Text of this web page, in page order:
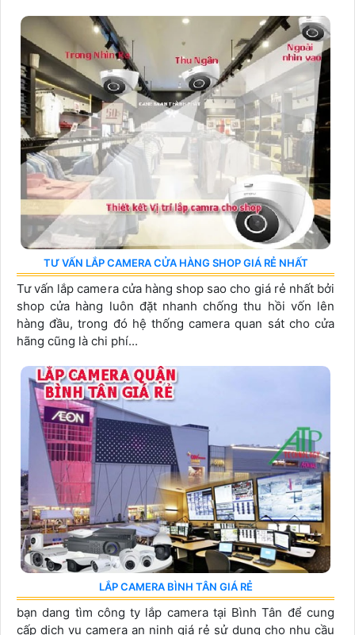
TƯ VẤN LẮP CAMERA CỬA HÀNG SHOP GIÁ RẺ NHẤT
Tư vấn lắp camera cửa hàng shop sao cho giá rẻ nhất bởi
shop cửa hàng luôn đặt nhanh chống thu hồi vốn lên
hàng đầu, trong đó hệ thống camera quan sát cho cửa
hãng cũng là chi phí...
LẮP CAMERA BÌNH TÂN GIÁ RẺ
bạn dang tìm công ty lắp camera tại Bình Tân để cung
cấp dịch vụ camera an ninh giá rẻ sử dụng cho nhu cầu